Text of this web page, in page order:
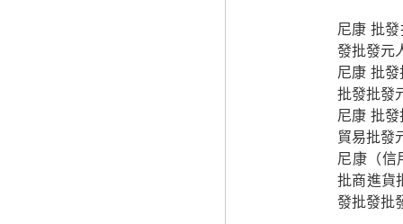
尼康 批
發批發元
尼康 批
批發批發
尼康 批
貿易批發
尼康（信
批商進貨
發批發批